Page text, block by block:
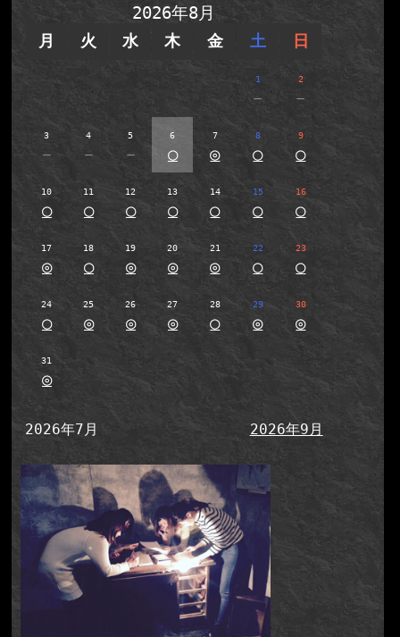
2026年8月
月 火 水 木 金 土 日
1
－
2
－
3
－
4
－
5
－
6
○
7
◎
8
○
9
○
10
○
11
○
12
○
13
○
14
○
15
○
16
○
17
◎
18
○
19
◎
20
◎
21
◎
22
○
23
○
24
○
25
◎
26
◎
27
◎
28
○
29
◎
30
◎
31
◎
2026年7月 2026年9月